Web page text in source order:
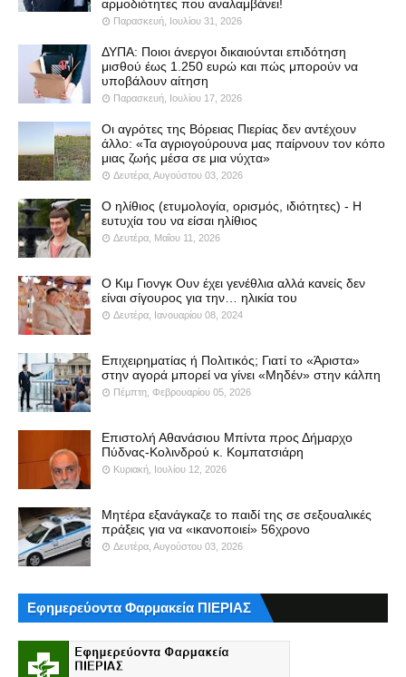
αρμοδιότητες που αναλαμβάνει!
Παρασκευή, Ιουλίου 31, 2026
ΔΥΠΑ: Ποιοι άνεργοι δικαιούνται επιδότηση
μισθού έως 1.250 ευρώ και πώς μπορούν να
υποβάλουν αίτηση
Παρασκευή, Ιουλίου 17, 2026
Οι αγρότες της Βόρειας Πιερίας δεν αντέχουν
άλλο: «Τα αγριογούρουνα μας παίρνουν τον κόπο
μιας ζωής μέσα σε μια νύχτα»
Δευτέρα, Αυγούστου 03, 2026
Ο ηλίθιος (ετυμολογία, ορισμός, ιδιότητες) - Η
ευτυχία του να είσαι ηλίθιος
Δευτέρα, Μαΐου 11, 2026
Ο Κιμ Γιονγκ Ουν έχει γενέθλια αλλά κανείς δεν
είναι σίγουρος για την… ηλικία του
Δευτέρα, Ιανουαρίου 08, 2024
Επιχειρηματίας ή Πολιτικός; Γιατί το «Άριστα»
στην αγορά μπορεί να γίνει «Μηδέν» στην κάλπη
Πέμπτη, Φεβρουαρίου 05, 2026
Επιστολή Αθανάσιου Μπίντα προς Δήμαρχο
Πύδνας-Κολινδρού κ. Κομπατσιάρη
Κυριακή, Ιουλίου 12, 2026
Μητέρα εξανάγκαζε το παιδί της σε σεξουαλικές
πράξεις για να «ικανοποιεί» 56χρονο
Δευτέρα, Αυγούστου 03, 2026
Εφημερεύοντα Φαρμακεία ΠΙΕΡΙΑΣ